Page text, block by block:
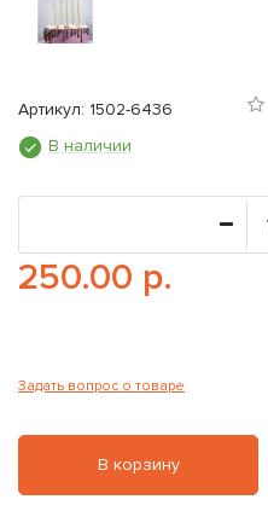
Артикул: 1502-6436
В наличии
250.00 р.
Задать вопрос о товаре
В корзину